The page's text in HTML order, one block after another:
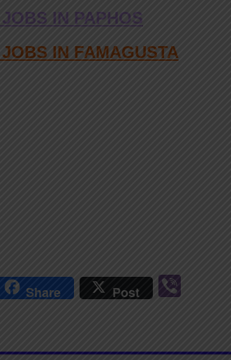
IN PAPHOS
IN FAMAGUSTA
Share Post